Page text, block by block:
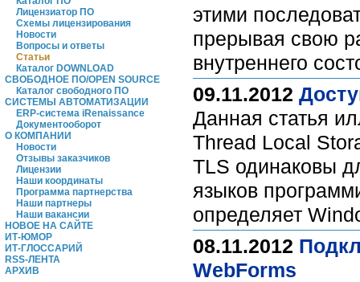
Лицензиатор ПО
Схемы лицензирования
Новости
Вопросы и ответы
Статьи
Каталог DOWNLOAD
СВОБОДНОЕ ПО/OPEN SOURCE
Каталог свободного ПО
СИСТЕМЫ АВТОМАТИЗАЦИИ
ERP-система iRenaissance
Документооборот
О КОМПАНИИ
Новости
Отзывы заказчиков
Лицензии
Наши координаты
Программа партнерства
Наши партнеры
Наши вакансии
НОВОЕ НА САЙТЕ
ИТ-ЮМОР
ИТ-ГЛОССАРИЙ
RSS-ЛЕНТА
АРХИВ
этими
прерывая свою
внутреннего
09.11.2012
Данная статья
Thread Local
TLS одинаковы
языков
определяет
08.11.2012
WebForms